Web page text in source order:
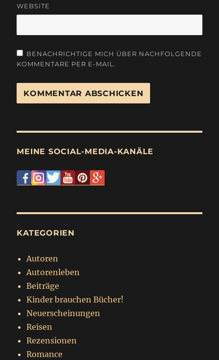
WEBSITE
BENACHRICHTIGE MICH ÜBER NACHFOLGENDE
KOMMENTARE PER E-MAIL.
MEINE SOCIAL-MEDIA-KANÄLE
KATEGORIEN
Autoren
Autorenleben
Beiträge
Kinder brauchen Bücher!
Neuerscheinungen
Reisen
Rezensionen
Romance